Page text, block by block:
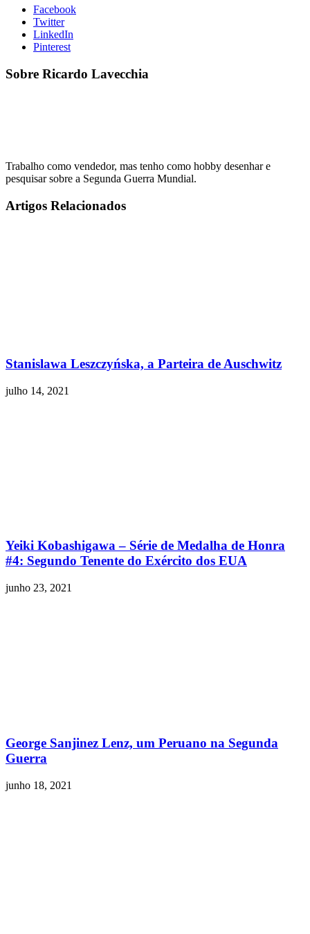
Facebook
Twitter
LinkedIn
Pinterest
Sobre Ricardo Lavecchia
Trabalho como vendedor, mas tenho como hobby desenhar e
pesquisar sobre a Segunda Guerra Mundial.
Artigos Relacionados
Stanislawa Leszczyńska, a Parteira de Auschwitz
julho 14, 2021
Yeiki Kobashigawa – Série de Medalha de Honra
#4: Segundo Tenente do Exército dos EUA
junho 23, 2021
George Sanjinez Lenz, um Peruano na Segunda
Guerra
junho 18, 2021